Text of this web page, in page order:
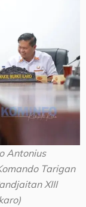
Antonius
Tarigan
XIII